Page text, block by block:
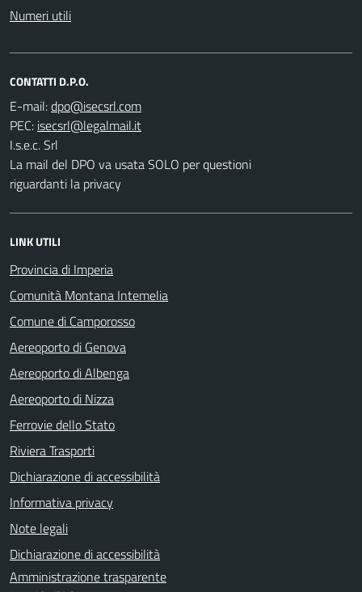
Numeri utili
CONTATTI D.P.O.
E-mail:
PEC:
I.s.e.c. Srl
La mail del DPO va usata SOLO per questioni
riguardanti la privacy
LINK UTILI
Provincia di Imperia
Comunità Montana Intemelia
Comune di Camporosso
Aereoporto di Genova
Aereoporto di Albenga
Aereoporto di Nizza
Ferrovie dello Stato
Riviera Trasporti
Dichiarazione di accessibilità
Informativa privacy
Note legali
Dichiarazione di accessibilità
Amministrazione trasparente